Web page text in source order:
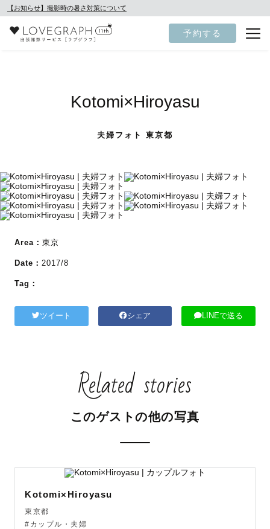
【お知らせ】撮影時の暑さ対策について
予約する
Kotomi×Hiroyasu
夫婦フォト 東京都
Area： 東京
Date： 2017/8
Tag：
ツイート シェア LINEで送る
Related stories
このゲストの他の写真
Kotomi×Hiroyasu
東京都
#カップル・夫婦